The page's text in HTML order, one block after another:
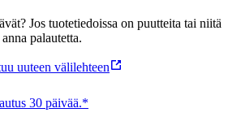
Jos tuotetiedoissa on puutteita tai niitä
palautetta.
uuteen välilehteen
30 päivää.*